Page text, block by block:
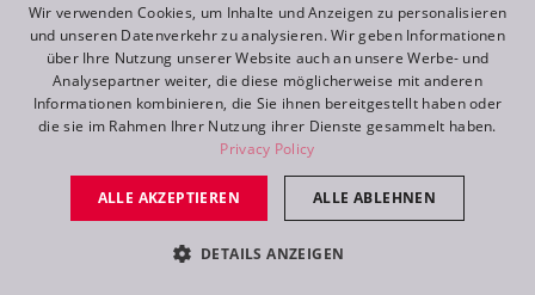
SVB1™
ENGLISH
FR
RU
Wir verwenden Cookies, um Inhalte und Anzeigen zu personalisieren
und unseren Datenverkehr zu analysieren. Wir geben Informationen
über Ihre Nutzung unserer Website auch an unsere Werbe- und
Analysepartner weiter, die diese möglicherweise mit anderen
Informationen kombinieren, die Sie ihnen bereitgestellt haben oder
die sie im Rahmen Ihrer Nutzung ihrer Dienste gesammelt haben.
Privacy Policy
ALLE AKZEPTIEREN ALLE ABLEHNEN
DETAILS ANZEIGEN